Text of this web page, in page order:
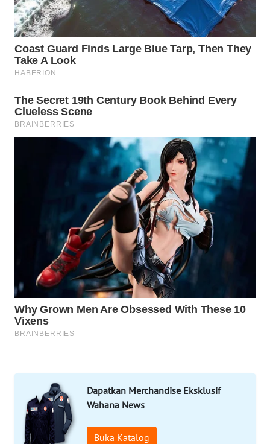
Dapatkan Merchandise Eksklusif
Wahana News
Buka Katalog
WAHANA
PERSONA
WAHANA
OTOMOTIF
WAHANA
HEALTH
WAHANA
KONSUMEN
LISTRIK
MASYARAKAT
WALINKI
MAWAKA
ID